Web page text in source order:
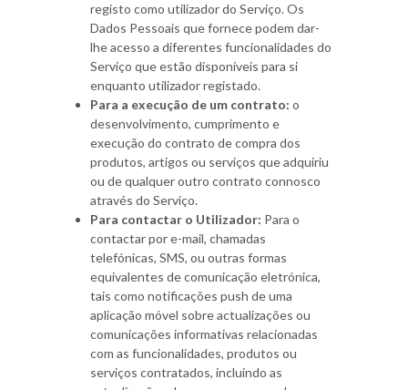
registo como utilizador do Serviço. Os
Dados Pessoais que fornece podem dar-
lhe acesso a diferentes funcionalidades do
Serviço que estão disponíveis para si
enquanto utilizador registado.
Para a execução de um contrato: o
desenvolvimento, cumprimento e
execução do contrato de compra dos
produtos, artigos ou serviços que adquiriu
ou de qualquer outro contrato connosco
através do Serviço.
Para contactar o Utilizador: Para o
contactar por e-mail, chamadas
telefónicas, SMS, ou outras formas
equivalentes de comunicação eletrónica,
tais como notificações push de uma
aplicação móvel sobre actualizações ou
comunicações informativas relacionadas
com as funcionalidades, produtos ou
serviços contratados, incluindo as